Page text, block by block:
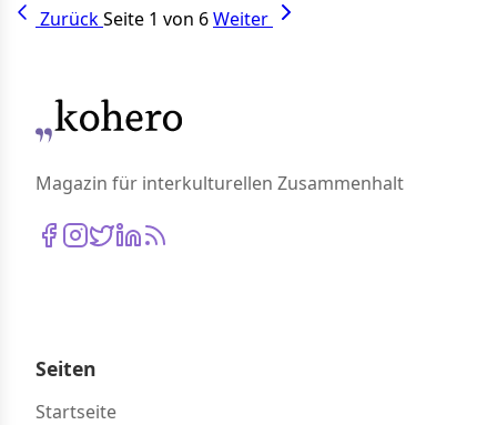
ZurückSeite 1 von 6Weiter
Magazin für interkulturellen Zusammenhalt
Seiten
Startseite